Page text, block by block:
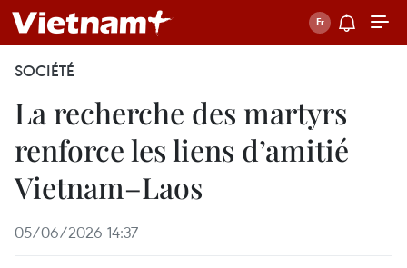
SOCIÉTÉ
La recherche des martyrs
renforce les liens d’amitié
Vietnam–Laos
05/06/2026 14:37